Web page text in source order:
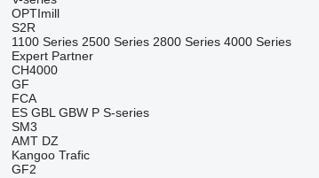
OPTImill
S2R
1100 Series 2500 Series 2800 Series 4000 Series
Expert Partner
CH4000
GF
FCA
ES GBL GBW P S-series
SM3
AMT DZ
Kangoo Trafic
GF2